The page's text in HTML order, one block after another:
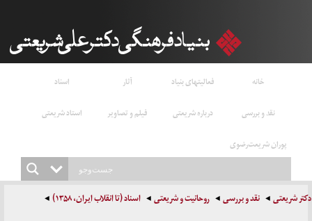
خانه فعالیتهای بنیاد آثار
اسناد
نقد و بررسی
درباره شریعتی فیلم و تصاویر
استاد شریعتی
پوران شریعت‌رضوی
دکتر شریعتی نقد و بررسی روحانیت و شریعتی اسناد (تا انقلاب ایران، ۱۳۵۸)